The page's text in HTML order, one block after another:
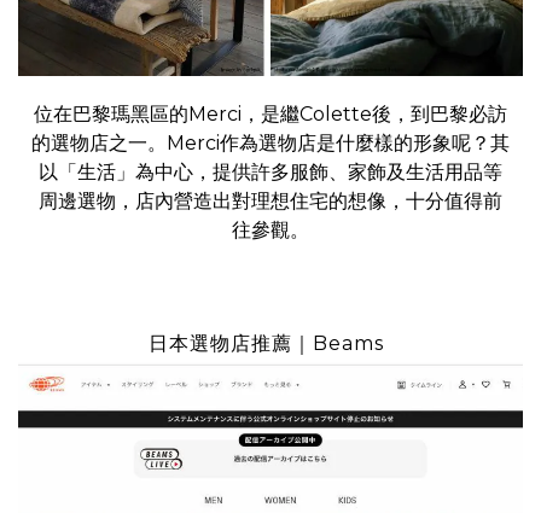
位在巴黎瑪黑區的Merci，是繼Colette後，到巴黎必訪
的選物店之一。Merci作為選物店是什麼樣的形象呢？其
以「生活」為中心，提供許多服飾、家飾及生活用品等
周邊選物，店內營造出對理想住宅的想像，十分值得前
往參觀。
日本選物店推薦｜Beams